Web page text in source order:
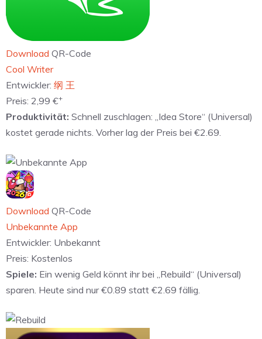
Download QR-Code
‎Cool Writer
Entwickler: 纲 王
Preis: 2,99 €+
Produktivität: Schnell zuschlagen: „Idea Store“ (Universal)
kostet gerade nichts. Vorher lag der Preis bei €2.69.
Download QR-Code
Unbekannte App
Entwickler: Unbekannt
Preis: Kostenlos
Spiele: Ein wenig Geld könnt ihr bei „Rebuild“ (Universal)
sparen. Heute sind nur €0.89 statt €2.69 fällig.